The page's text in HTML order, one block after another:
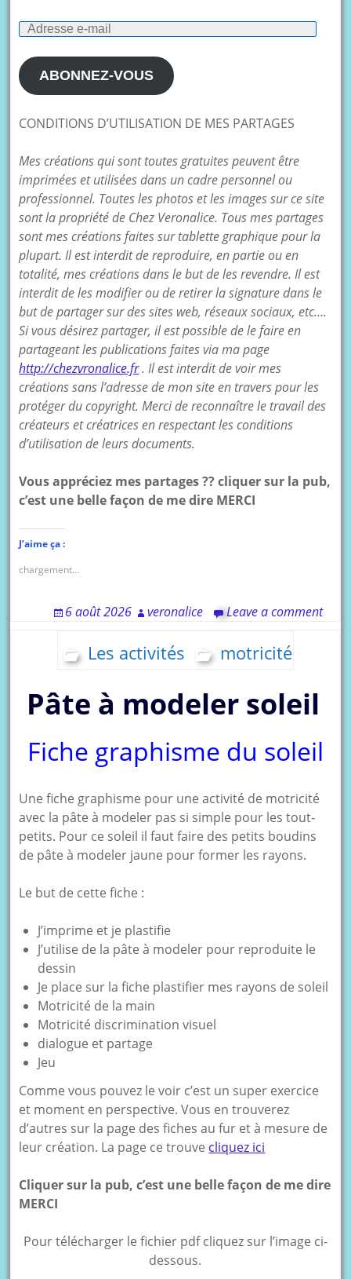
Adresse
mail
ABONNEZ-VOUS
CONDITIONS D’UTILISATION DE MES PARTAGES
Mes créations qui sont toutes gratuites peuvent être
imprimées et utilisées dans un cadre personnel ou
professionnel. Toutes les photos et les images sur ce site
sont la propriété de Chez Veronalice. Tous mes partages
sont mes créations faites sur tablette graphique pour la
plupart. Il est interdit de reproduire, en partie ou en
totalité, mes créations dans le but de les revendre. Il est
interdit de les modifier ou de retirer la signature dans le
but de partager sur des sites web, réseaux sociaux, etc….
Si vous désirez partager, il est possible de le faire en
partageant les publications faites via ma page
http://chezvronalice.fr. Il est interdit de voir mes
créations sans l’adresse de mon site en travers pour les
protéger du copyright. Merci de reconnaître le travail des
créateurs et créatrices en respectant les conditions
d’utilisation de leurs documents.
Vous appréciez mes partages ?? cliquer sur la pub,
c’est une belle façon de me dire MERCI
J’aime ça :
chargement…
6 août 2026 veronalice Leave a comment
Les activités motricité
Pâte à modeler soleil
Fiche graphisme du soleil
Une fiche graphisme pour une activité de motricité
avec la pâte à modeler pas si simple pour les tout-
petits. Pour ce soleil il faut faire des petits boudins
de pâte à modeler jaune pour former les rayons.
Le but de cette fiche :
J’imprime et je plastifie
J’utilise de la pâte à modeler pour reproduite le
dessin
Je place sur la fiche plastifier mes rayons de soleil
Motricité de la main
Motricité discrimination visuel
dialogue et partage
Jeu
Comme vous pouvez le voir c’est un super exercice
et moment en perspective. Vous en trouverez
d’autres sur la page des fiches au fur et à mesure de
leur création. La page ce trouve cliquez ici
Cliquer sur la pub, c’est une belle façon de me dire
MERCI
Pour télécharger le fichier pdf cliquez sur l’image ci-
dessous.